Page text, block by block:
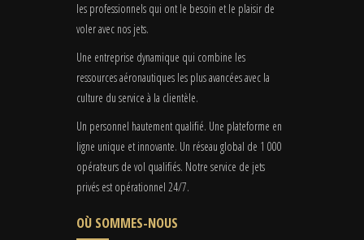
les professionnels qui ont le besoin et le plaisir de
voler avec nos jets.
Une entreprise dynamique qui combine les
ressources aéronautiques les plus avancées avec la
culture du service à la clientèle.
Un personnel hautement qualifié. Une plateforme en
ligne unique et innovante. Un réseau global de 1 000
opérateurs de vol qualifiés. Notre service de jets
privés est opérationnel 24/7.
OÙ SOMMES-NOUS